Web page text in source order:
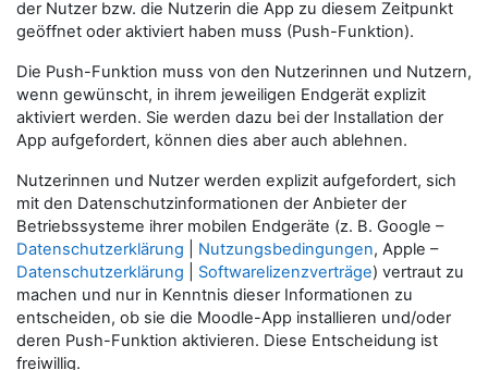
der Nutzer bzw. die Nutzerin die App zu diesem Zeitpunkt
geöffnet oder aktiviert haben muss (Push-Funktion).
Die Push-Funktion muss von den Nutzerinnen und Nutzern,
wenn gewünscht, in ihrem jeweiligen Endgerät explizit
aktiviert werden. Sie werden dazu bei der Installation der
App aufgefordert, können dies aber auch ablehnen.
Nutzerinnen und Nutzer werden explizit aufgefordert, sich
mit den Datenschutzinformationen der Anbieter der
Betriebssysteme ihrer mobilen Endgeräte (z. B. Google –
Datenschutzerklärung
Nutzungsbedingungen, Apple –
Datenschutzerklärung
Softwarelizenzverträge) vertraut zu
machen und nur in Kenntnis dieser Informationen zu
entscheiden, ob sie die Moodle-App installieren und/oder
deren Push-Funktion aktivieren. Diese Entscheidung ist
freiwillig.